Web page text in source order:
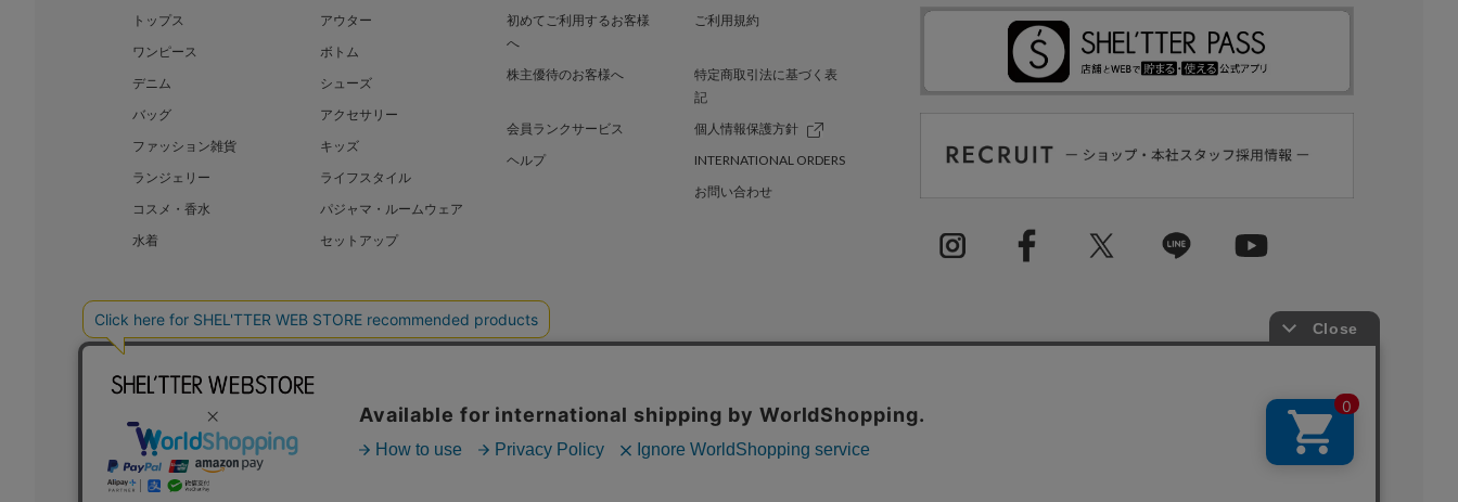
トップス
アウター
ワンピース
ボトム
デニム
シューズ
バッグ
アクセサリー
ファッション雑貨
キッズ
ランジェリー
ライフスタイル
コスメ・香水
パジャマ・ルームウェア
水着
セットアップ
初めてご利用するお客様
へ
ご利用規約
株主優待のお客様へ
特定商取引法に基づく表
記
会員ランクサービス
個人情報保護方針
ヘルプ
INTERNATIONAL ORDERS
お問い合わせ
BAROQUE JAPAN LIMITED SHEL’TTER GREEN 採用情報
COPYRIGHT © BAROQUE JAPAN LIMITED ALL RIGHTS RESERVED.